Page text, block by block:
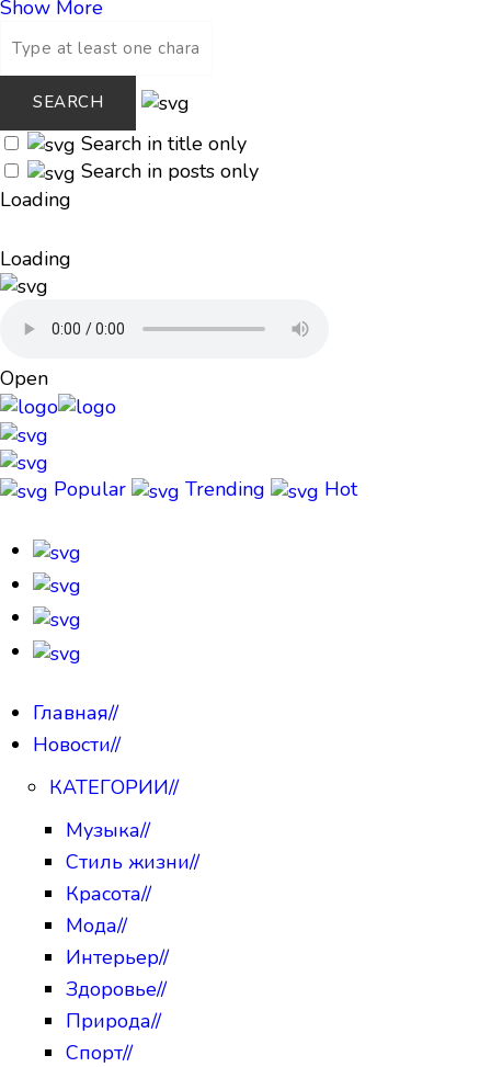
Show More
Search in title only
Search in posts only
Loading
Loading
Open
Popular Trending Hot
Главная//
Новости//
КАТЕГОРИИ//
Музыка//
Стиль жизни//
Красота//
Мода//
Интерьер//
Здоровье//
Природа//
Спорт//